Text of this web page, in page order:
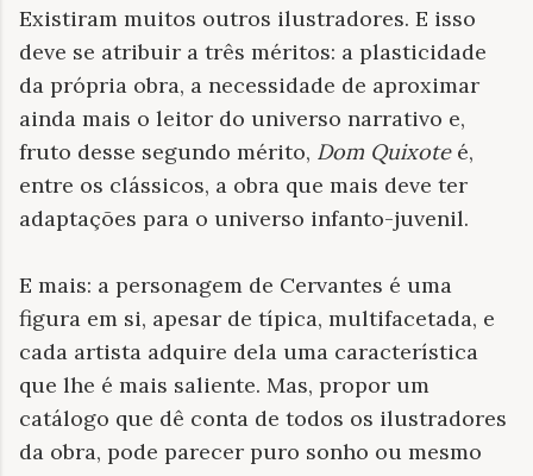
Existiram muitos outros ilustradores. E isso
deve se atribuir a três méritos: a plasticidade
da própria obra, a necessidade de aproximar
ainda mais o leitor do universo narrativo e,
fruto desse segundo mérito, Dom Quixoteé,
entre os clássicos, a obra que mais deve ter
adaptações para o universo infanto-juvenil.
E mais: a personagem de Cervantes é uma
figura em si, apesar de típica, multifacetada, e
cada artista adquire dela uma característica
que lhe é mais saliente. Mas, propor um
catálogo que dê conta de todos os ilustradores
da obra, pode parecer puro sonho ou mesmo